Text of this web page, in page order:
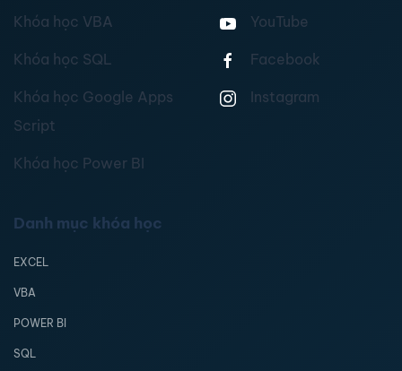
Khóa học VBA
Khóa học SQL
Khóa học Google Apps
Script
Khóa học Power BI
YouTube
Facebook
Instagram
Danh mục khóa học
EXCEL
VBA
POWER BI
SQL